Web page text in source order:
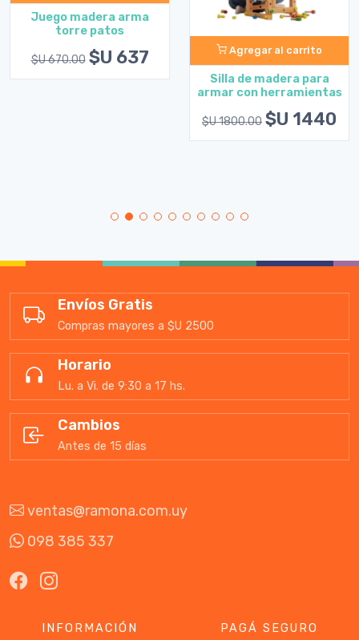
Juego madera arma
torre patos
$U 670.00 $U 637 Agregar al carrito
Silla de madera para
armar con herramientas
$U 1800.00 $U 1440
Envíos Gratis
Compras mayores a $U 2500
Horario
Lu. a Vi. de 9:30 a 17 hs.
Cambios
Antes de 15 días
ventas@ramona.com.uy
098 385 337
INFORMACIÓN
PAGÁ SEGURO